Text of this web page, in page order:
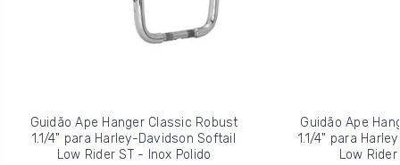
Guidão Ape Hanger Classic Robust
1.1/4" para Harley-Davidson Softail
Low Rider ST - Inox Polido
Guidão Ape
1.1/4" para
Low